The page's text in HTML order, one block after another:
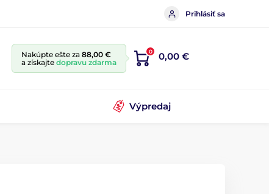
Prihlásiť sa
Nakúpte ešte za 88,00 €
a získajte dopravu zdarma
0 0,00 €
Výpredaj